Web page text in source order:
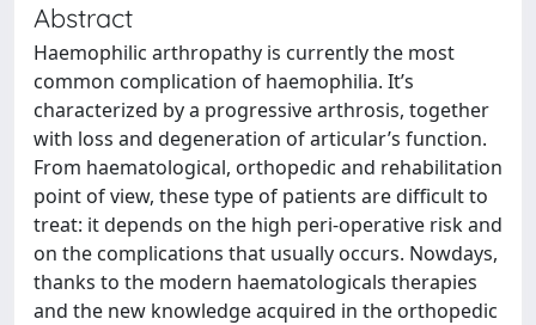
Abstract
Haemophilic arthropathy is currently the most
common complication of haemophilia. It’s
characterized by a progressive arthrosis, together
with loss and degeneration of articular’s function.
From haematological, orthopedic and rehabilitation
point of view, these type of patients are difficult to
treat: it depends on the high peri-operative risk and
on the complications that usually occurs. Nowdays,
thanks to the modern haematologicals therapies
and the new knowledge acquired in the orthopedic